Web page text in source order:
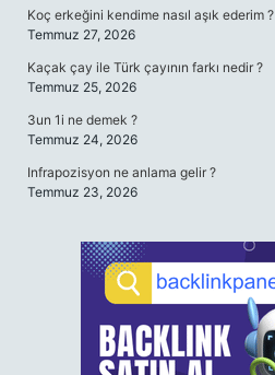
Koç erkeğini kendime nasıl aşık ederim ?
Temmuz 27, 2026
Kaçak çay ile Türk çayının farkı nedir ?
Temmuz 25, 2026
3un 1i ne demek ?
Temmuz 24, 2026
Infrapozisyon ne anlama gelir ?
Temmuz 23, 2026